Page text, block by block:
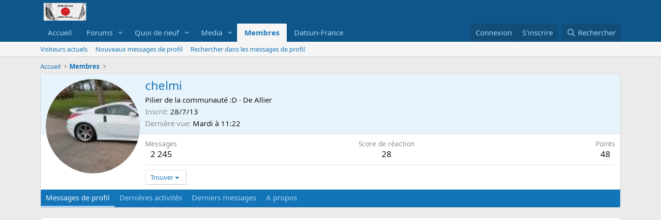
Accueil Forums Quoi de neuf Media Membres Datsun-France Connexion S'inscrire Rechercher
Visiteurs actuels Nouveaux messages de profil
Rechercher dans les messages de profil
Accueil
Membres
chelmi
Pilier de la communauté :D · De Allier
Inscrit 28/7/13
Dernière vue Mardi à 11:22
Messages
2 245
Score de réaction
28
Points
48
Trouver
Messages de profil Dernières activités Derniers messages A propos